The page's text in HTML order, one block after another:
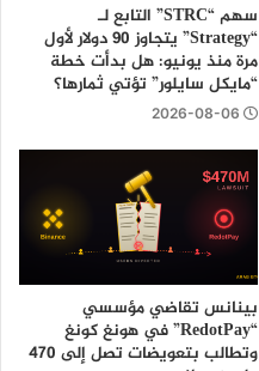
سهم “STRC” التابع لـ
“Strategy” يتجاوز 90 دولار لأول
مرة منذ يونيو: هل بدأت خطة
“مايكل سايلور” تؤتي ثمارها؟
2026-08-06
بينانس تقاضي مؤسسي
“RedotPay” في هونغ كونغ
وتطالب بتعويضات تصل إلى 470